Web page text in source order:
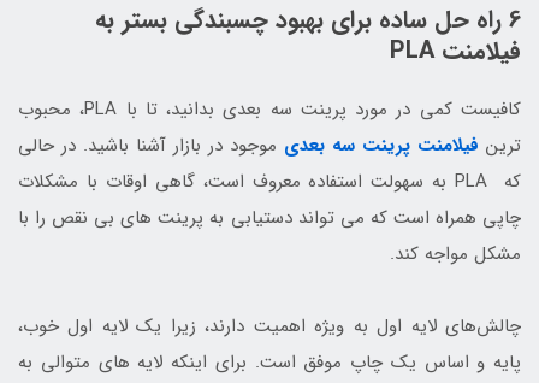
6 راه حل ساده برای بهبود چسبندگی بستر به
فیلامنت PLA
کافیست کمی در مورد پرینت سه بعدی بدانید، تا با PLA، محبوب
ترین فیلامنت پرینت سه بعدی موجود در بازار آشنا باشید. در حالی
که PLA به سهولت استفاده معروف است، گاهی اوقات با مشکلات
چاپی همراه است که می تواند دستیابی به پرینت های بی نقص را با
مشکل مواجه کند.
چالش‌های لایه اول به ویژه اهمیت دارند، زیرا یک لایه اول خوب،
پایه و اساس یک چاپ موفق است. برای اینکه لایه های متوالی به